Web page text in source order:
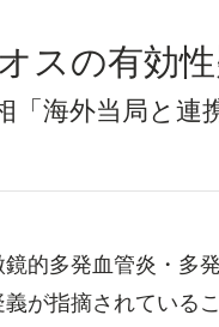
スの有効
「海外当局と連
的多発血管炎・多
義が指摘されている